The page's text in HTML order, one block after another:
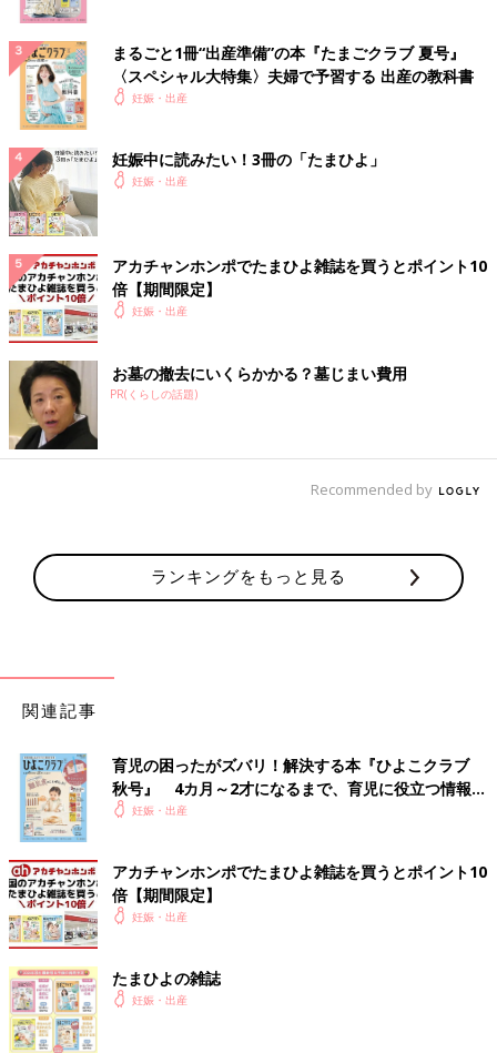
まるごと1冊“出産準備”の本『たまごクラブ 夏号』
〈スペシャル大特集〉夫婦で予習する 出産の教科書
妊娠・出産
妊娠中に読みたい！3冊の「たまひよ」
妊娠・出産
アカチャンホンポでたまひよ雑誌を買うとポイント10
倍【期間限定】
妊娠・出産
お墓の撤去にいくらかかる？墓じまい費用
PR(くらしの話題)
Recommended by
ランキングをもっと見る
関連記事
育児の困ったがズバリ！解決する本『ひよこクラブ
秋号』 4カ月～2才になるまで、育児に役立つ情報が
いっぱい！
妊娠・出産
アカチャンホンポでたまひよ雑誌を買うとポイント10
倍【期間限定】
妊娠・出産
たまひよの雑誌
妊娠・出産